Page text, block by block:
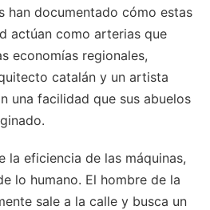
han documentado cómo estas
actúan como arterias que
economías regionales,
catalán y un artista
una facilidad que sus abuelos
la eficiencia de las máquinas,
lo humano. El hombre de la
sale a la calle y busca un